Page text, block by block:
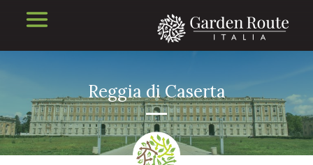
Reggia di Caserta